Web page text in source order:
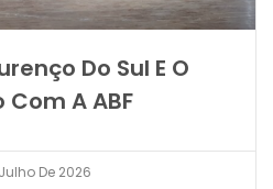
Do Sul E O
Com A ABF
De 2026